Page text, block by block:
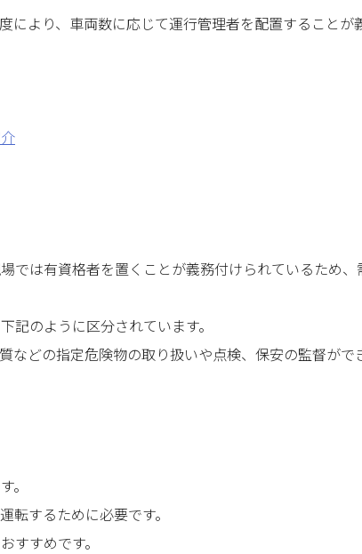
により、車両数に応じて運行管理者を配置すること
は有資格者を置くことが義務付けられているため、
のように区分されています。
などの指定危険物の取り扱いや点検、保安の監督が
。
するために必要です。
すすめです。